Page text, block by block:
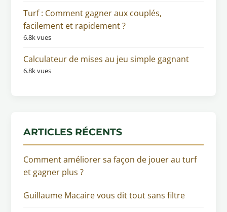
Turf : Comment gagner aux couplés,
facilement et rapidement ?
6.8k vues
Calculateur de mises au jeu simple gagnant
6.8k vues
ARTICLES RÉCENTS
Comment améliorer sa façon de jouer au turf
et gagner plus ?
Guillaume Macaire vous dit tout sans filtre